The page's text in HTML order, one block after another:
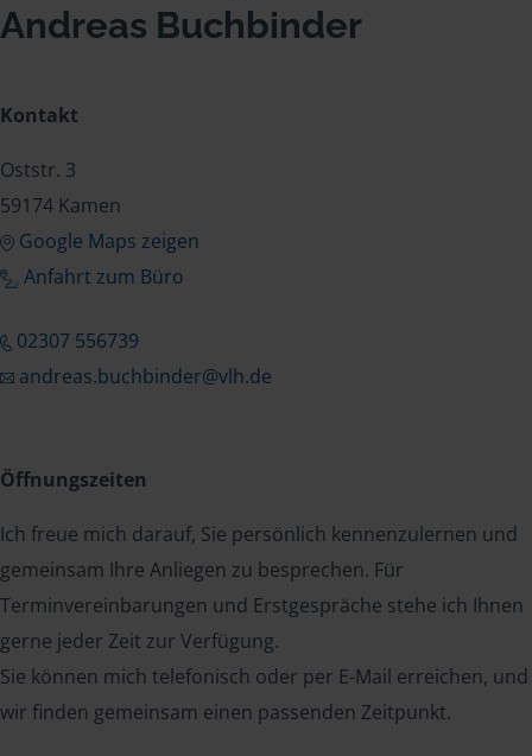
Andreas Buchbinder
Kontakt
Oststr. 3
59174 Kamen
Google Maps zeigen
Anfahrt zum Büro
02307 556739
andreas.buchbinder@vlh.de
Öffnungszeiten
Ich freue mich darauf, Sie persönlich kennenzulernen und
gemeinsam Ihre Anliegen zu besprechen. Für
Terminvereinbarungen und Erstgespräche stehe ich Ihnen
gerne jeder Zeit zur Verfügung.
Sie können mich telefonisch oder per E-Mail erreichen, und
wir finden gemeinsam einen passenden Zeitpunkt.